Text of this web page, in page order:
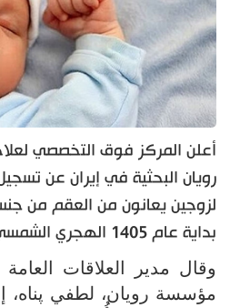
أعلن المركز فوق التخصصي
لزوجين يعانون من العقم من
بداية عام 1405 الهجري الشمسي.
وقال مدير العلاقات
مؤسسة رويان، لطفي ‌پناه،